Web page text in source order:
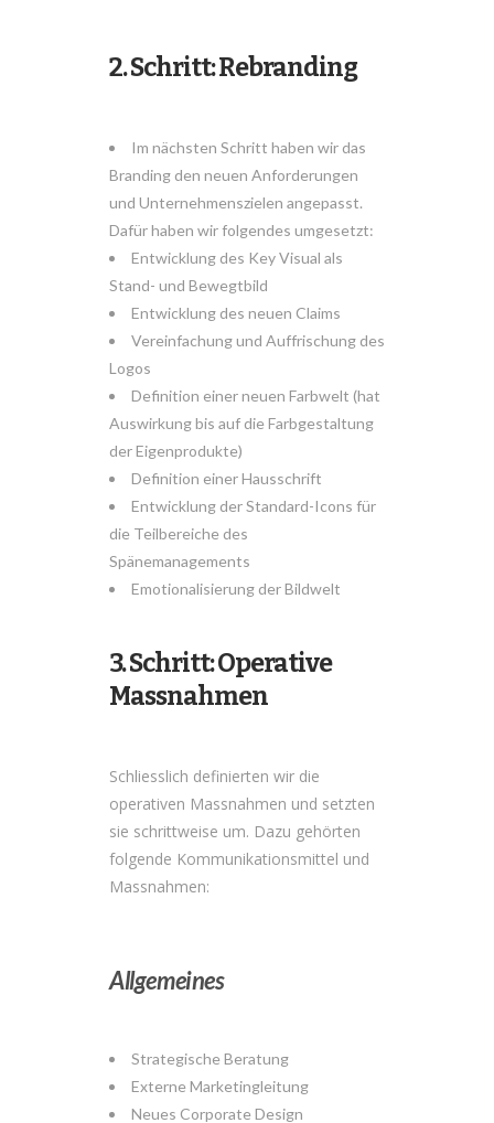
2. Schritt: Rebranding
Im nächsten Schritt haben wir das
Branding den neuen Anforderungen
und Unternehmenszielen angepasst.
Dafür haben wir folgendes umgesetzt:
Entwicklung des Key Visual als
Stand- und Bewegtbild
Entwicklung des neuen Claims
Vereinfachung und Auffrischung des
Logos
Definition einer neuen Farbwelt (hat
Auswirkung bis auf die Farbgestaltung
der Eigenprodukte)
Definition einer Hausschrift
Entwicklung der Standard-Icons für
die Teilbereiche des
Spänemanagements
Emotionalisierung der Bildwelt
3. Schritt: Operative
Massnahmen
Schliesslich definierten wir die
operativen Massnahmen und setzten
sie schrittweise um. Dazu gehörten
folgende Kommunikationsmittel und
Massnahmen:
Allgemeines
Strategische Beratung
Externe Marketingleitung
Neues Corporate Design